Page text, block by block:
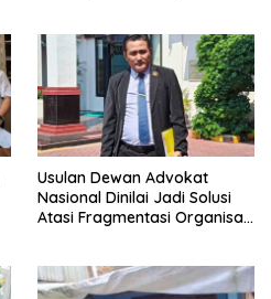
Usulan Dewan Advokat
Nasional Dinilai Jadi Solusi
Atasi Fragmentasi Organisasi